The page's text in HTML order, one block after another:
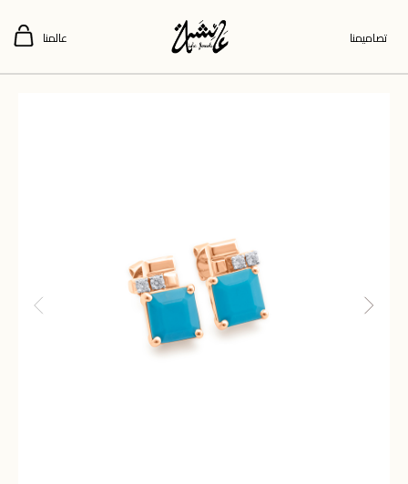
تصاميمنا عالمنا